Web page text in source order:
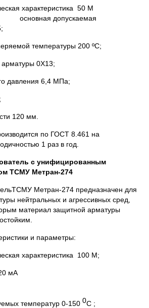
характеристика 50 М
допускаемая
температуры 200 ºC;
0Х13;
давления 6,4 МПа;
120 мм.
по ГОСТ 8.461 на
1 раз в год.
с унифицированным
ТСМУ Метран-274
Метран-274 предназначен для
нейтральных и агрессивных сред,
материал защитной арматуры
и параметры:
характеристика 100 М;
мА
температур 0-150 0С ;